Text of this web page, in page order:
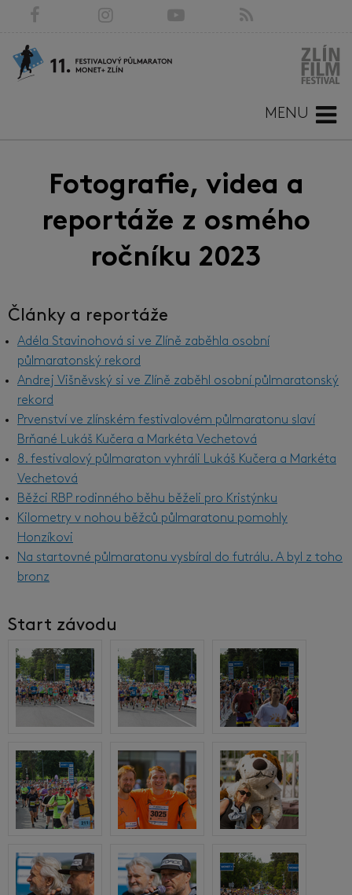
MENU
Fotografie, videa a
reportáže z osmého
ročníku 2023
Články a reportáže
Adéla Stavinohová si ve Zlíně zaběhla osobní
půlmaratonský rekord
Andrej Višněvský si ve Zlíně zaběhl osobní půlmaratonský
rekord
Prvenství ve zlínském festivalovém půlmaratonu slaví
Brňané Lukáš Kučera a Markéta Vechetová
8. festivalový půlmaraton vyhráli Lukáš Kučera a Markéta
Vechetová
Běžci RBP rodinného běhu běželi pro Kristýnku
Kilometry v nohou běžců půlmaratonu pomohly
Honzíkovi
Na startovné půlmaratonu vysbíral do futrálu. A byl z toho
bronz
Start závodu